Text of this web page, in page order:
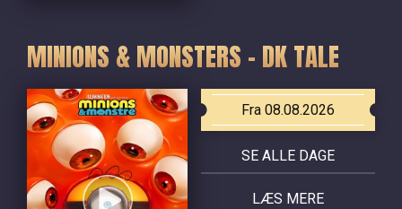
MINIONS & MONSTERS - DK TALE
Fra 08.08.2026
SE ALLE DAGE
LÆS MERE